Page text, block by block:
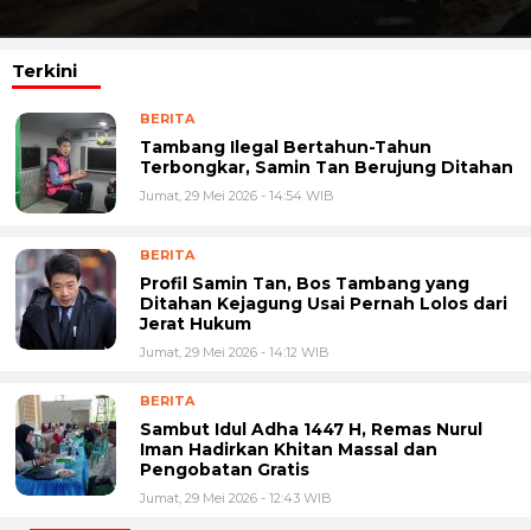
Terkini
BERITA
Tambang Ilegal Bertahun-Tahun
Terbongkar, Samin Tan Berujung Ditahan
Jumat, 29 Mei 2026 - 14:54 WIB
BERITA
Profil Samin Tan, Bos Tambang yang
Ditahan Kejagung Usai Pernah Lolos dari
Jerat Hukum
Jumat, 29 Mei 2026 - 14:12 WIB
BERITA
Sambut Idul Adha 1447 H, Remas Nurul
Iman Hadirkan Khitan Massal dan
Pengobatan Gratis
Jumat, 29 Mei 2026 - 12:43 WIB